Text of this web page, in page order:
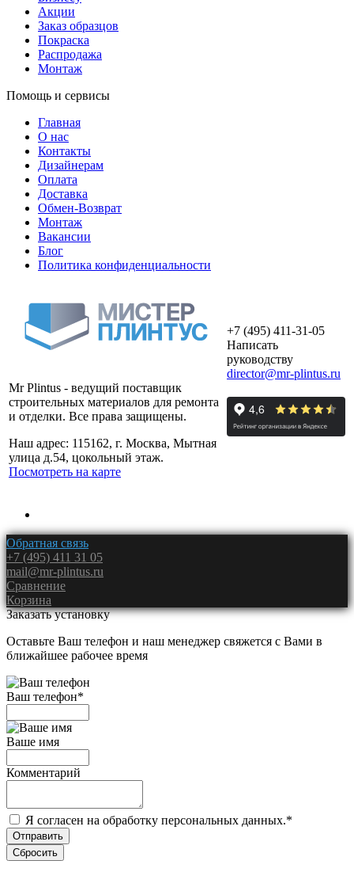
Акции
Заказ образцов
Покраска
Распродажа
Монтаж
Помощь и сервисы
Главная
О нас
Контакты
Дизайнерам
Оплата
Доставка
Обмен-Возврат
Монтаж
Вакансии
Блог
Политика конфиденциальности
Mr Plintus - ведущий поставщик
строительных материалов для ремонта
и отделки. Все права защищены.
Наш адрес: 115162, г. Москва, Мытная
улица д.54, цокольный этаж.
Посмотреть на карте
+7 (495) 411-31-05
Написать
руководству
director@mr-plintus.ru
Обратная связь
+7 (495) 411 31 05
mail@mr-plintus.ru
Сравнение
Корзина
Заказать установку
Оставьте Ваш телефон и наш менеджер свяжется с Вами в
ближайшее рабочее время
Ваш телефон*
Ваше имя
Комментарий
Я согласен на обработку персональных данных.*